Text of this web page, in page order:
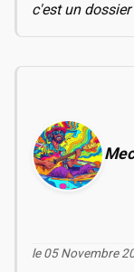
c'est un
le 05 Novembre